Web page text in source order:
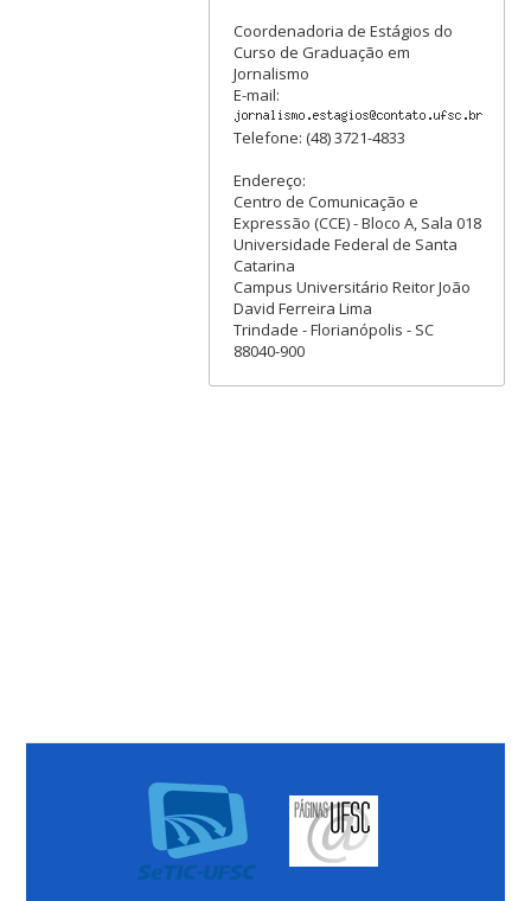
Coordenadoria de Estágios do
Curso de Graduação em
Jornalismo
E-mail:
Telefone: (48) 3721-4833
Endereço:
Centro de Comunicação e
Expressão (CCE) - Bloco A, Sala 018
Universidade Federal de Santa
Catarina
Campus Universitário Reitor João
David Ferreira Lima
Trindade - Florianópolis - SC
88040-900